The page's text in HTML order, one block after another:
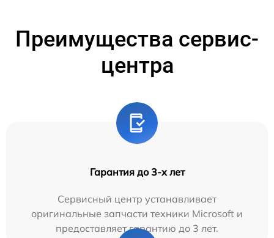
Преимущества сервис-
центра
Гарантия до 3-х лет
Сервисный центр устанавливает
оригинальные запчасти техники Microsoft и
предоставляет гарантию до 3 лет.